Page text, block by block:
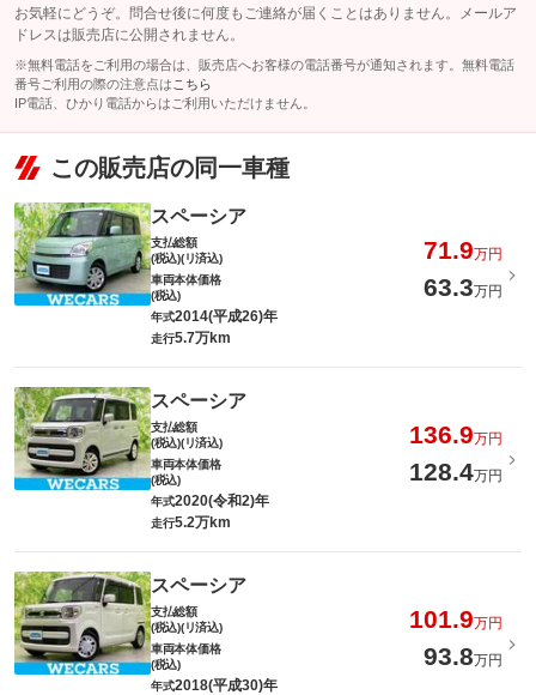
お気軽にどうぞ。問合せ後に何度もご連絡が届くことはありません。メールア
ドレスは販売店に公開されません。
※無料電話をご利用の場合は、販売店へお客様の電話番号が通知されます。無料電話
番号ご利用の際の注意点は こちら
IP電話、ひかり電話からはご利用いただけません。
この販売店の同一車種
スペーシア
支払総額
(税込)(リ済込)
71.9万円
車両本体価格
(税込)
63.3万円
年式2014(平成26)年
走行5.7万km
スペーシア
支払総額
(税込)(リ済込)
136.9万円
車両本体価格
(税込)
128.4万円
年式2020(令和2)年
走行5.2万km
スペーシア
支払総額
(税込)(リ済込)
101.9万円
車両本体価格
(税込)
93.8万円
年式2018(平成30)年